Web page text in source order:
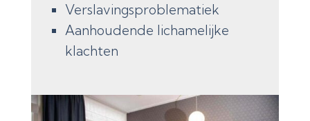
Verslavingsproblematiek
Aanhoudende lichamelijke
klachten